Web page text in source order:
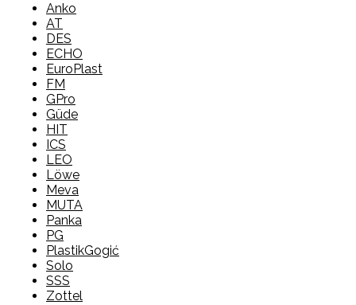
Anko
AT
DES
ECHO
EuroPlast
FM
GPro
Güde
HIT
ICS
LEO
Löwe
Meva
MUTA
Panka
PG
PlastikGogić
Solo
SSS
Zottel